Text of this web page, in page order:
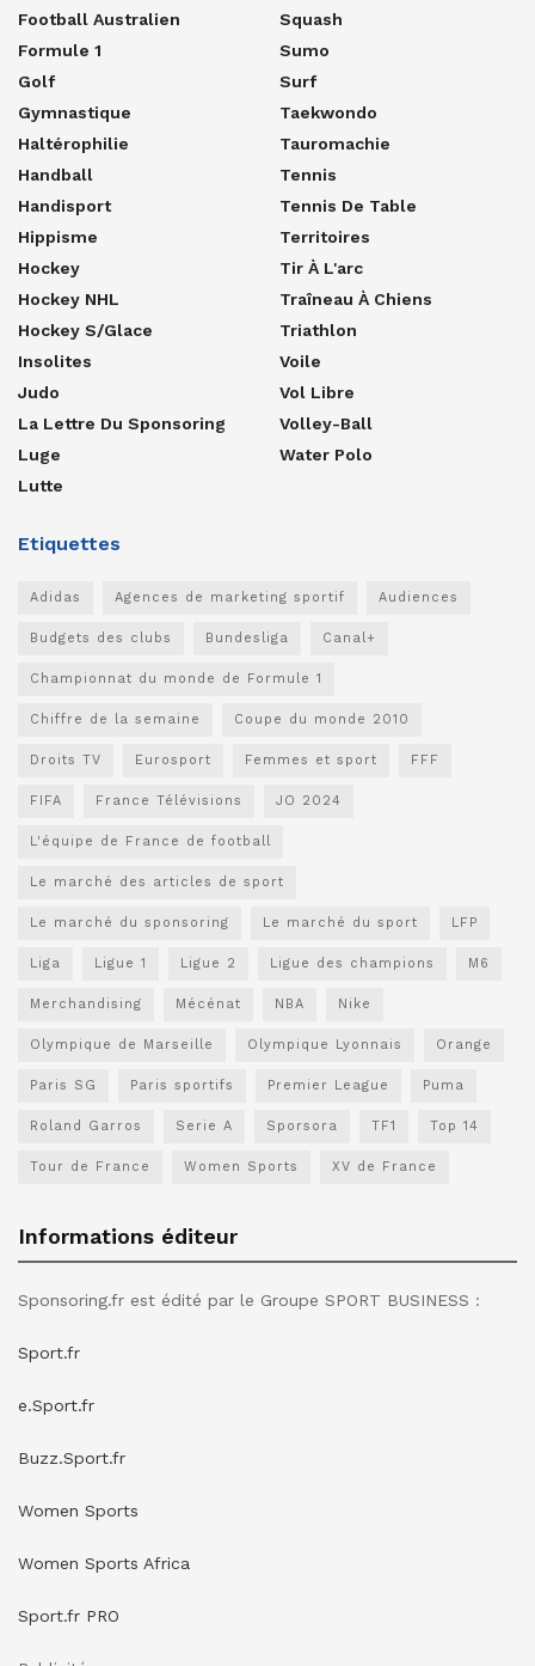
Football Australien
Formule 1
Golf
Gymnastique
Haltérophilie
Handball
Handisport
Hippisme
Hockey
Hockey NHL
Hockey S/glace
Insolites
Judo
La Lettre Du Sponsoring
Luge
Lutte
Squash
Sumo
Surf
Taekwondo
Tauromachie
Tennis
Tennis De Table
Territoires
Tir À L'arc
Traîneau À Chiens
Triathlon
Voile
Vol Libre
Volley-Ball
Water Polo
Etiquettes
Adidas Agences de marketing sportif Audiences
Budgets des clubs Bundesliga Canal+
Championnat du monde de Formule 1
Chiffre de la semaine Coupe du monde 2010
Droits TV Eurosport Femmes et sport FFF
FIFA France Télévisions JO 2024
L'équipe de France de football
Le marché des articles de sport
Le marché du sponsoring Le marché du sport LFP
Liga Ligue 1 Ligue 2 Ligue des champions M6
Merchandising Mécénat NBA Nike
Olympique de Marseille Olympique Lyonnais Orange
Paris SG Paris sportifs Premier League Puma
Roland Garros Serie A Sporsora TF1 Top 14
Tour de France Women Sports XV de France
Informations éditeur
Sponsoring.fr est édité par le Groupe SPORT BUSINESS :
Sport.fr
e.Sport.fr
Buzz.Sport.fr
Women Sports
Women Sports Africa
Sport.fr PRO